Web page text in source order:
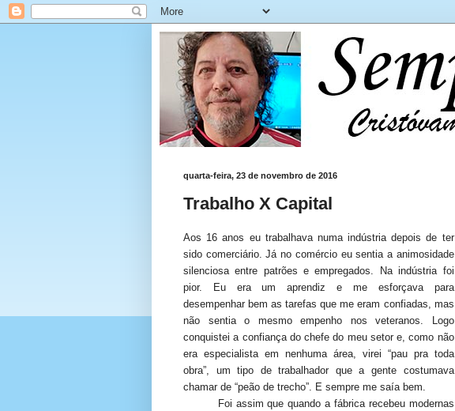
quarta-feira, 23 de novembro de 2016
Trabalho X Capital
Aos 16 anos eu trabalhava numa indústria depois de ter
sido comerciário. Já no comércio eu sentia a animosidade
silenciosa entre patrões e empregados. Na indústria foi
pior. Eu era um aprendiz e me esforçava para
desempenhar bem as tarefas que me eram confiadas, mas
não sentia o mesmo empenho nos veteranos. Logo
conquistei a confiança do chefe do meu setor e, como não
era especialista em nenhuma área, virei “pau pra toda
obra”, um tipo de trabalhador que a gente costumava
chamar de “peão de trecho”. E sempre me saía bem.
Foi assim que quando a fábrica recebeu modernas